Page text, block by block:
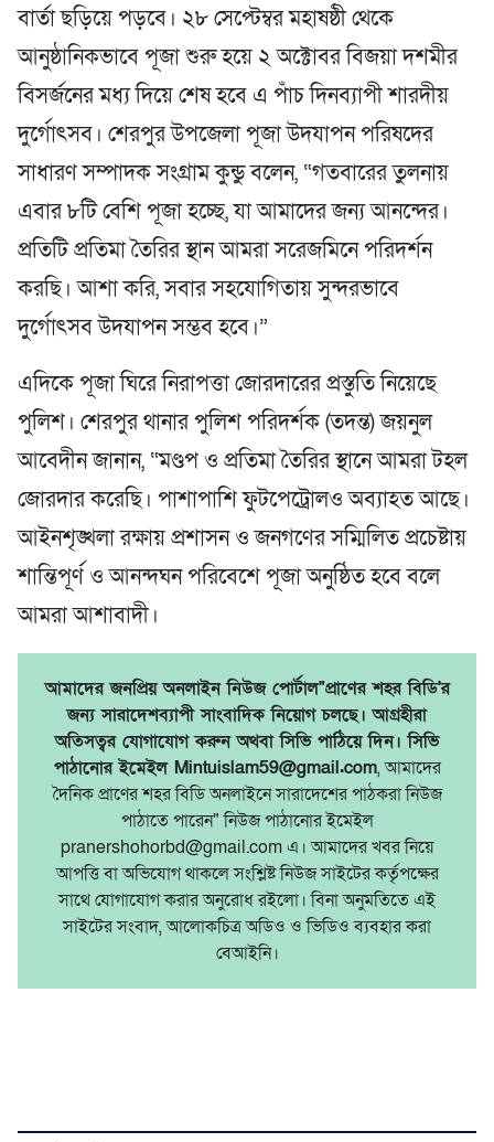
বার্তা ছড়িয়ে পড়বে। ২৮ সেপ্টেম্বর মহাষষ্ঠী থেকে
আনুষ্ঠানিকভাবে পূজা শুরু হয়ে ২ অক্টোবর বিজয়া দশমীর
বিসর্জনের মধ্য দিয়ে শেষ হবে এ পাঁচ দিনব্যাপী শারদীয়
দুর্গোৎসব। শেরপুর উপজেলা পূজা উদযাপন পরিষদের
সাধারণ সম্পাদক সংগ্রাম কুন্ডু বলেন, “গতবারের তুলনায়
এবার ৮টি বেশি পূজা হচ্ছে, যা আমাদের জন্য আনন্দের।
প্রতিটি প্রতিমা তৈরির স্থান আমরা সরেজমিনে পরিদর্শন
করছি। আশা করি, সবার সহযোগিতায় সুন্দরভাবে
দুর্গোৎসব উদযাপন সম্ভব হবে।”
এদিকে পূজা ঘিরে নিরাপত্তা জোরদারের প্রস্তুতি নিয়েছে
পুলিশ। শেরপুর থানার পুলিশ পরিদর্শক (তদন্ত) জয়নুল
আবেদীন জানান, “মণ্ডপ ও প্রতিমা তৈরির স্থানে আমরা টহল
জোরদার করেছি। পাশাপাশি ফুটপেট্রোলও অব্যাহত আছে।
আইনশৃঙ্খলা রক্ষায় প্রশাসন ও জনগণের সম্মিলিত প্রচেষ্টায়
শান্তিপূর্ণ ও আনন্দঘন পরিবেশে পূজা অনুষ্ঠিত হবে বলে
আমরা আশাবাদী।
আমাদের জনপ্রিয় অনলাইন নিউজ পোর্টাল"প্রাণের শহর বিডি'র
জন্য সারাদেশব্যাপী সাংবাদিক নিয়োগ চলছে। আগ্রহীরা
অতিসত্বর যোগাযোগ করুন অথবা সিভি পাঠিয়ে দিন। সিভি
পাঠানোর ইমেইল Mintuislam59@gmail.com, আমাদের
দৈনিক প্রাণের শহর বিডি অনলাইনে সারাদেশের পাঠকরা নিউজ
পাঠাতে পারেন" নিউজ পাঠানোর ইমেইল
pranershohorbd@gmail.com এ। আমাদের খবর নিয়ে
আপত্তি বা অভিযোগ থাকলে সংশ্লিষ্ট নিউজ সাইটের কর্তৃপক্ষের
সাথে যোগাযোগ করার অনুরোধ রইলো। বিনা অনুমতিতে এই
সাইটের সংবাদ, আলোকচিত্র অডিও ও ভিডিও ব্যবহার করা
বেআইনি।